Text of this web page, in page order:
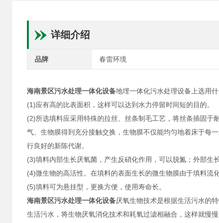
详细介绍
品牌 春雷环境
海南景区污水处理一体化设备地埋一体化污水处理设备上选用
(1)应有高的比表面积，这样可以达到水力停留时间短的目的。
(2)所选填料应采用特殊的拉丝、丝条制毛工艺，将丝条插固
气、生物膜得到充分接触交换，生物膜不仅能均匀地着床于每
行良好的新陈代谢。
(3)填料内部生长厌氧菌，产生反硝化作用，可以脱氮；外部
(4)微生物的高活性。在填料的表面生长的微生物膜由于填料
(5)填料可为悬挂型，更换方便，使用寿命长。
海南景区污水处理一体化设备厌氧生物技术是根据生活污水的
生活污水，将生物厌氧消化技术和耗氧过滤相融合，这样就慢